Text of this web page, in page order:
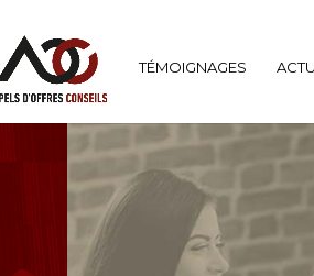
TÉMOIGNAGES